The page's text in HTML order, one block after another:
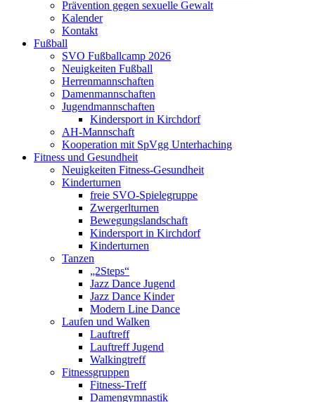
Prävention gegen sexuelle Gewalt
Kalender
Kontakt
Fußball
SVO Fußballcamp 2026
Neuigkeiten Fußball
Herrenmannschaften
Damenmannschaften
Jugendmannschaften
Kindersport in Kirchdorf
AH-Mannschaft
Kooperation mit SpVgg Unterhaching
Fitness und Gesundheit
Neuigkeiten Fitness-Gesundheit
Kinderturnen
freie SVO-Spielegruppe
Zwergerlturnen
Bewegungslandschaft
Kindersport in Kirchdorf
Kinderturnen
Tanzen
„2Steps“
Jazz Dance Jugend
Jazz Dance Kinder
Modern Line Dance
Laufen und Walken
Lauftreff
Lauftreff Jugend
Walkingtreff
Fitnessgruppen
Fitness-Treff
Damengymnastik